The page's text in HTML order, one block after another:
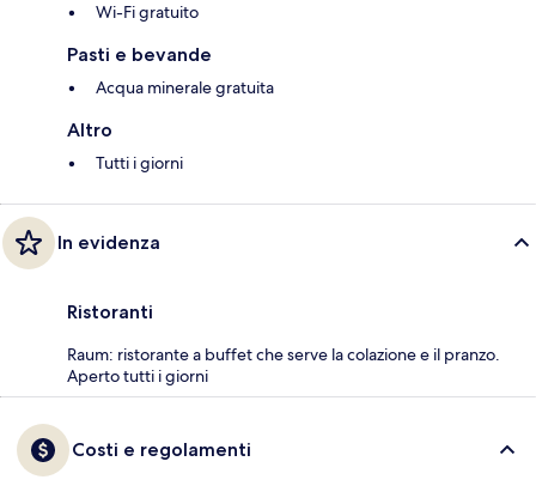
Wi-Fi gratuito
Pasti e bevande
Acqua minerale gratuita
Altro
Tutti i giorni
In evidenza
Ristoranti
Raum: ristorante a buffet che serve la colazione e il pranzo.
Aperto tutti i giorni
Costi e regolamenti